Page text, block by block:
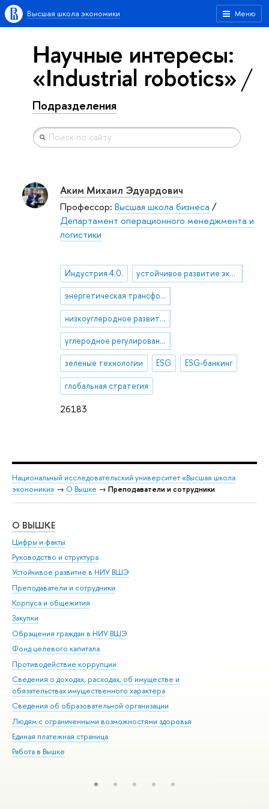
Меню
Высшая школа экономики
Научные интересы:
«Industrial robotics»
Подразделения
26183
Аким Михаил Эдуардович
Профессор: Высшая школа бизнеса /
Департамент операционного менеджмента и
логистики
Индустрия 4.0. устойчивое развитие экономики
энергетическая трансформация
низкоуглеродное развитие
углеродное регулирование
зеленые технологии ESG ESG-банкинг
глобальная стратегия
Национальный исследовательский университет «Высшая школа
экономики» → О Вышке → Преподаватели и сотрудники
О ВЫШКЕ
Цифры и факты
Руководство и структура
Устойчивое развитие в НИУ ВШЭ
Преподаватели и сотрудники
Корпуса и общежития
Закупки
Обращения граждан в НИУ ВШЭ
Фонд целевого капитала
Противодействие коррупции
Сведения о доходах, расходах, об имуществе и
обязательствах имущественного характера
Сведения об образовательной организации
Людям с ограниченными возможностями здоровья
Единая платежная страница
Работа в Вышке